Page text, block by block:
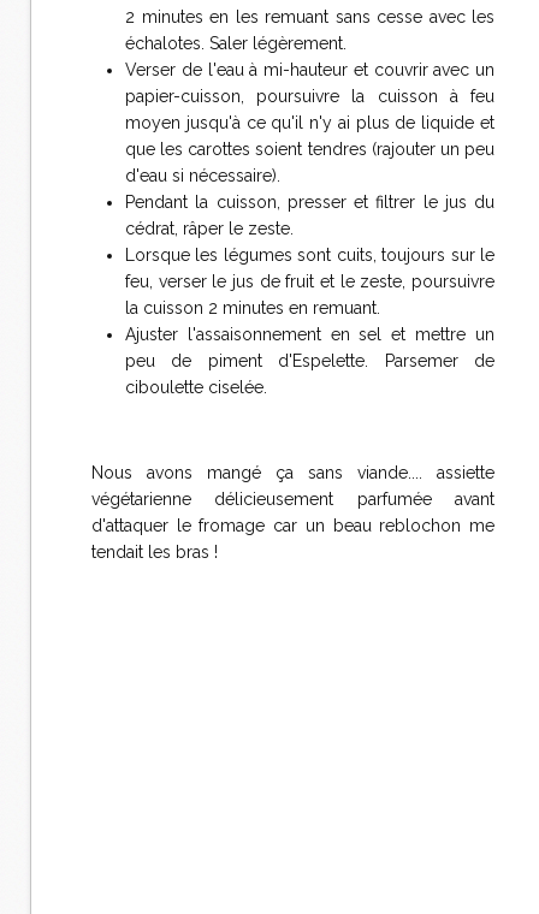
2 minutes en les remuant sans cesse avec les
échalotes. Saler légèrement.
Verser de l'eau à mi-hauteur et couvrir avec un
papier-cuisson, poursuivre la cuisson à feu
moyen jusqu'à ce qu'il n'y ai plus de liquide et
que les carottes soient tendres (rajouter un peu
d'eau si nécessaire).
Pendant la cuisson, presser et filtrer le jus du
cédrat, râper le zeste.
Lorsque les légumes sont cuits, toujours sur le
feu, verser le jus de fruit et le zeste, poursuivre
la cuisson 2 minutes en remuant.
Ajuster l'assaisonnement en sel et mettre un
peu de piment d'Espelette. Parsemer de
ciboulette ciselée.
Nous avons mangé ça sans viande.... assiette
végétarienne délicieusement parfumée avant
d'attaquer le fromage car un beau reblochon me
tendait les bras !